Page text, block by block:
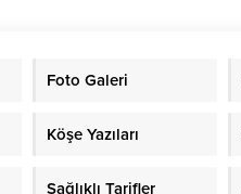
Foto Galeri
Köşe Yazıları
Sağlıklı Tarifler